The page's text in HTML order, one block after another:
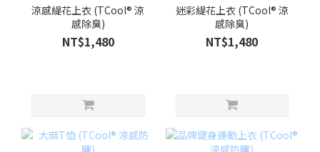
涼感緹花上衣 (TCool® 涼
感除臭)
NT$1,480
迷彩緹花上衣 (TCool® 涼
感除臭)
NT$1,480